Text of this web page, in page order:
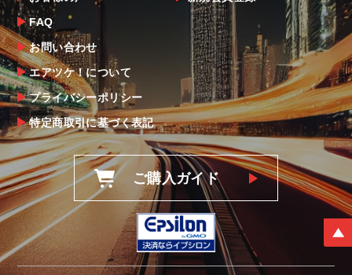
FAQ
お問い合わせ
エアツケ！について
プライバシーポリシー
特定商取引に基づく表記
ご購入ガイド